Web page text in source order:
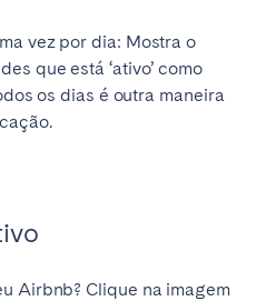
vez por dia: Mostra o
que está ‘ativo’ como
os dias é outra maneira
Airbnb? Clique na imagem